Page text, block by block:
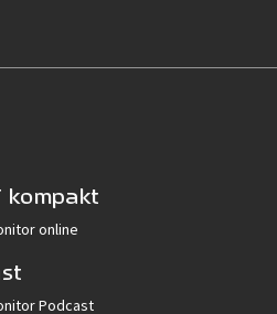
kompakt
online
Podcast